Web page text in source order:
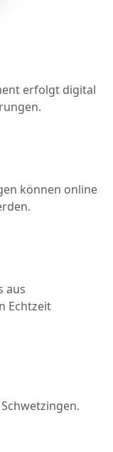
können online
aus
Echtzeit
erfolgt digital